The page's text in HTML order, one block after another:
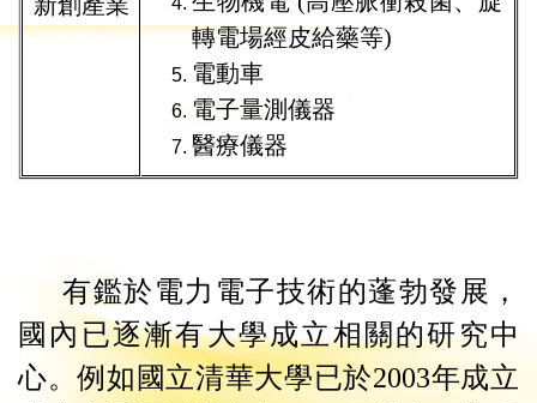
轉電場經皮給藥等)
電動車
電子量測儀器
醫療儀器
有鑑於電力電子技術的蓬勃發展，
國內已逐漸有大學成立相關的研究中
心。例如國立清華大學已於2003年成立